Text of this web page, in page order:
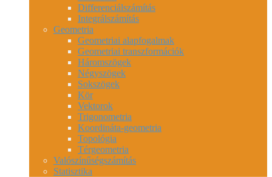
Differenciálszámítás
Integrálszámítás
Geometria
Geometriai alapfogalmak
Geometriai transzformációk
Háromszögek
Négyszögek
Sokszögek
Kör
Vektorok
Trigonometria
Koordináta-geometria
Topológia
Térgeometria
Valószínűségszámítás
Statisztika